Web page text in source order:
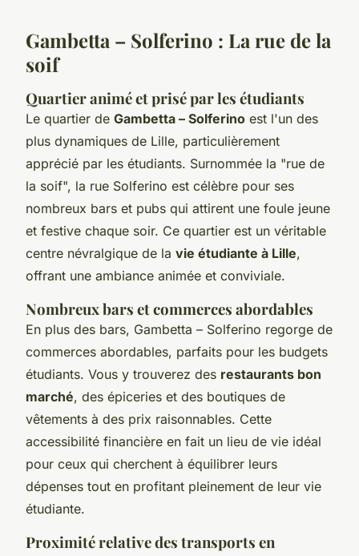
Gambetta – Solferino : La rue de la
soif
Quartier animé et prisé par les étudiants
Le quartier de Gambetta – Solferino est l'un des
plus dynamiques de Lille, particulièrement
apprécié par les étudiants. Surnommée la "rue de
la soif", la rue Solferino est célèbre pour ses
nombreux bars et pubs qui attirent une foule jeune
et festive chaque soir. Ce quartier est un véritable
centre névralgique de la vie étudiante à Lille,
offrant une ambiance animée et conviviale.
Nombreux bars et commerces abordables
En plus des bars, Gambetta – Solferino regorge de
commerces abordables, parfaits pour les budgets
étudiants. Vous y trouverez des restaurants bon
marché, des épiceries et des boutiques de
vêtements à des prix raisonnables. Cette
accessibilité financière en fait un lieu de vie idéal
pour ceux qui cherchent à équilibrer leurs
dépenses tout en profitant pleinement de leur vie
étudiante.
Proximité relative des transports en